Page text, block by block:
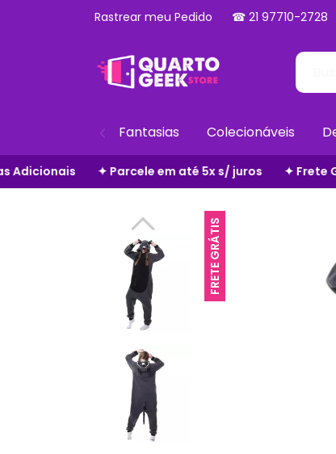
Rastrear meu Pedido ☎ 21 97710-2728
Fantasias Colecionáveis
5x s/ juros ✦ Frete Grátis em Todo o Site ✦
FRETE GRÁTIS